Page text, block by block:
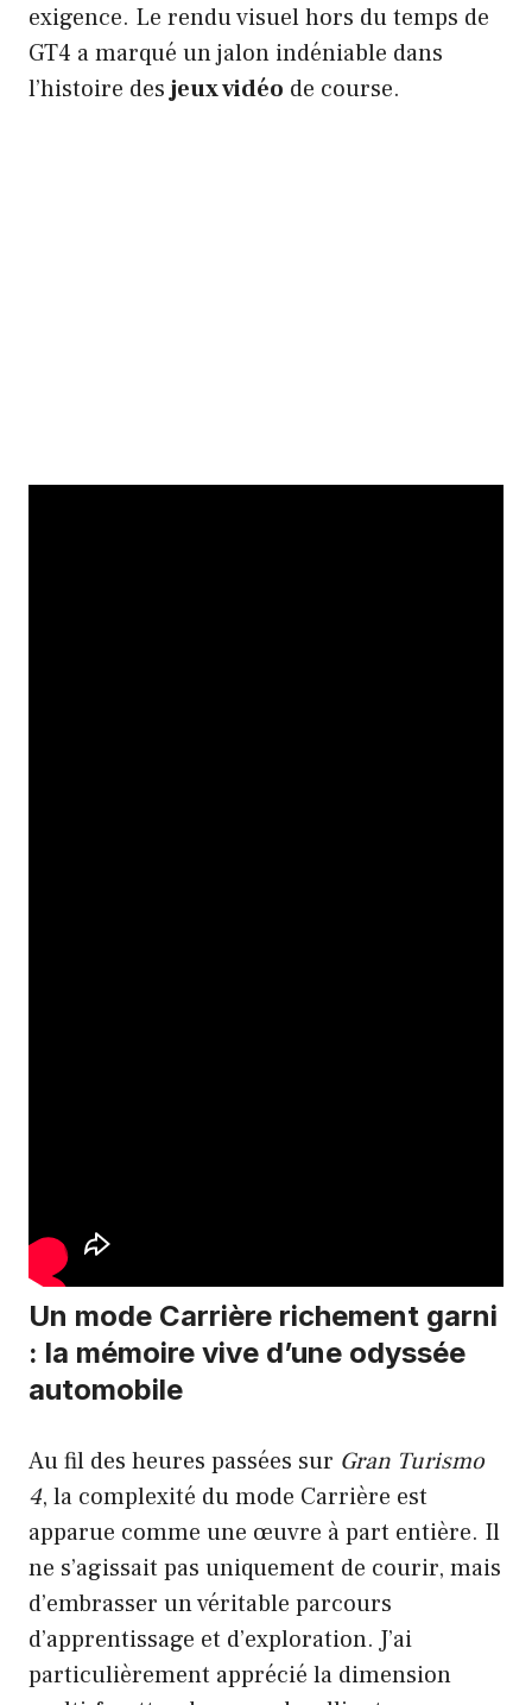
exigence. Le rendu visuel hors du temps de
GT4 a marqué un jalon indéniable dans
l’histoire desjeux vidéo de course.
Un mode Carrière richement garni
: la mémoire vive d’une odyssée
automobile
Au fil des heures passées sur Gran Turismo
4, la complexité du mode Carrière est
apparue comme une œuvre à part entière. Il
ne s’agissait pas uniquement de courir, mais
d’embrasser un véritable parcours
d’apprentissage et d’exploration. J’ai
particulièrement apprécié la dimension